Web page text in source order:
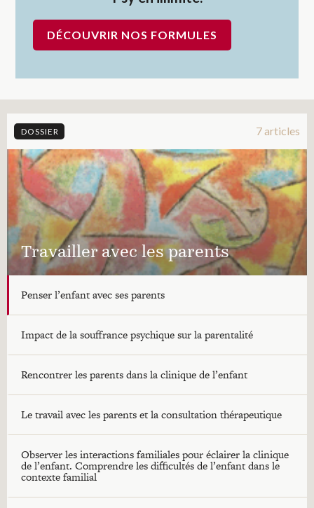
DÉCOUVRIR NOS FORMULES
DOSSIER 7 articles
Travailler avec les parents
Penser l’enfant avec ses parents
Impact de la souffrance psychique sur la parentalité
Rencontrer les parents dans la clinique de l’enfant
Le travail avec les parents et la consultation thérapeutique
Observer les interactions familiales pour éclairer la clinique
de l’enfant. Comprendre les difficultés de l’enfant dans le
contexte familial